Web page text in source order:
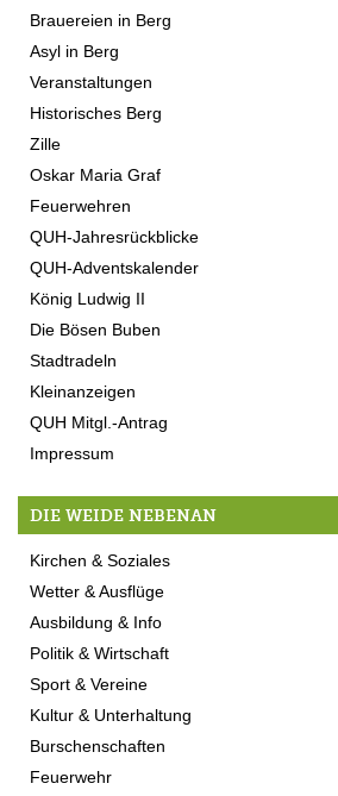
Brauereien in Berg
Asyl in Berg
Veranstaltungen
Historisches Berg
Zille
Oskar Maria Graf
Feuerwehren
QUH-Jahresrückblicke
QUH-Adventskalender
König Ludwig II
Die Bösen Buben
Stadtradeln
Kleinanzeigen
QUH Mitgl.-Antrag
Impressum
DIE WEIDE NEBENAN
Kirchen & Soziales
Wetter & Ausflüge
Ausbildung & Info
Politik & Wirtschaft
Sport & Vereine
Kultur & Unterhaltung
Burschenschaften
Feuerwehr